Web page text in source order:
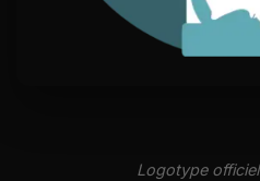
Logotype